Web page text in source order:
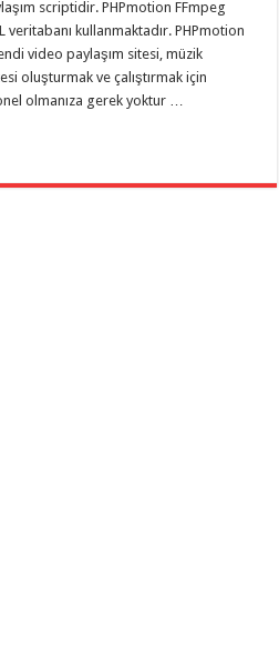
scriptidir. PHPmotion FFmpeg
veritabanı kullanmaktadır. PHPmotion
video paylaşım sitesi, müzik
oluşturmak ve çalıştırmak için
olmanıza gerek yoktur …